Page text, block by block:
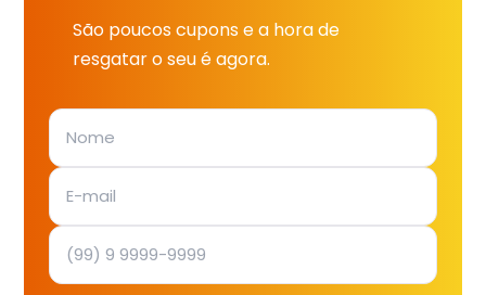
São poucos cupons e a hora de
resgatar o seu é agora.